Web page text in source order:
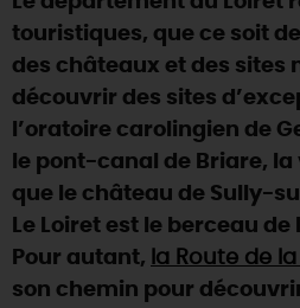
CE
CETTE
touristiques, que ce soit
des châteaux et des sites
découvrir des sites
l’oratoire carolingien de
le pont-canal de Briare, la
que le château de Sully-
Le Loiret est le berceau
Pour autant, la Route de la
son chemin pour